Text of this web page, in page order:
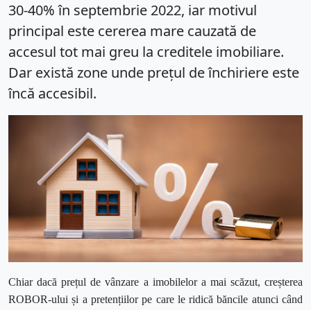
30-40% în septembrie 2022, iar motivul
principal este cererea mare cauzată de
accesul tot mai greu la creditele imobiliare.
Dar există zone unde prețul de închiriere este
încă accesibil.
Chiar dacă prețul de vânzare a imobilelor a mai scăzut, creșterea
ROBOR-ului și a pretențiilor pe care le ridică băncile atunci când